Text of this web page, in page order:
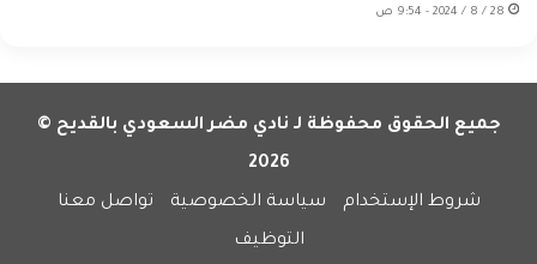
28 / 8 / 2024 - 9:54 ص
جميع الحقوق محفوظة لـ نادي مضر السعودي بالقديح ©
2026
شروط الإستخدام
سياسة الخصوصية
تواصل معنا
التوظيف